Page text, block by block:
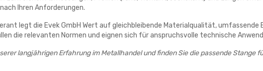
Ihren Anforderungen.
legt die Evek GmbH Wert auf gleichbleibende Materialqualität,
die relevanten Normen und eignen sich für anspruchsvolle technische
langjährigen Erfahrung im Metallhandel und finden Sie die passende Stange